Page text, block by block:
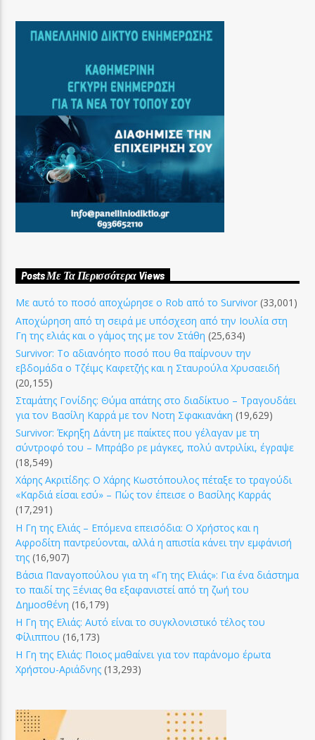
Posts Με Τα Περισσότερα Views
Με αυτό το ποσό αποχώρησε ο Rob από το Survivor (33,001)
Αποχώρηση από τη σειρά με υπόσχεση από την Ιουλία στη
Γη της ελιάς και ο γάμος της με τον Στάθη (25,634)
Survivor: Το αδιανόητο ποσό που θα παίρνουν την
εβδομάδα ο Τζέιμς Καφετζής και η Σταυρούλα Χρυσαειδή
(20,155)
Σταμάτης Γονίδης: Θύμα απάτης στο διαδίκτυο – Τραγουδάει
για τον Βασίλη Καρρά με τον Νοτη Σφακιανάκη (19,629)
Survivor: Έκρηξη Δάντη με παίκτες που γέλαγαν με τη
σύντροφό του – Μπράβο ρε μάγκες, πολύ αντριλίκι, έγραψε
(18,549)
Χάρης Ακριτίδης: Ο Χάρης Κωστόπουλος πέταξε το τραγούδι
«Καρδιά είσαι εσύ» – Πώς τον έπεισε ο Βασίλης Καρράς
(17,291)
Η Γη της Ελιάς – Επόμενα επεισόδια: Ο Χρήστος και η
Αφροδίτη παντρεύονται, αλλά η απιστία κάνει την εμφάνισή
της (16,907)
Βάσια Παναγοπούλου για τη «Γη της Ελιάς»: Για ένα διάστημα
το παιδί της Ξένιας θα εξαφανιστεί από τη ζωή του
Δημοσθένη (16,179)
Η Γη της Ελιάς: Αυτό είναι το συγκλονιστικό τέλος του
Φίλιππου (16,173)
Η Γη της Ελιάς: Ποιος μαθαίνει για τον παράνομο έρωτα
Χρήστου-Αριάδνης (13,293)